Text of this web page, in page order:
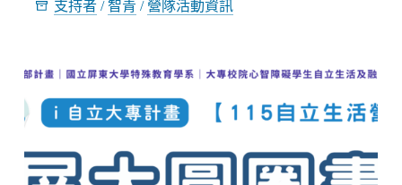
支持者 /智青 / 營隊活動資訊